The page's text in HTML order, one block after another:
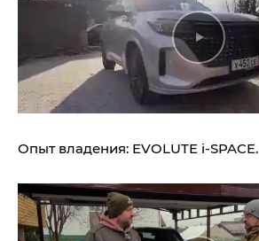
Опыт владения: EVOLUTE i‑SPACE.